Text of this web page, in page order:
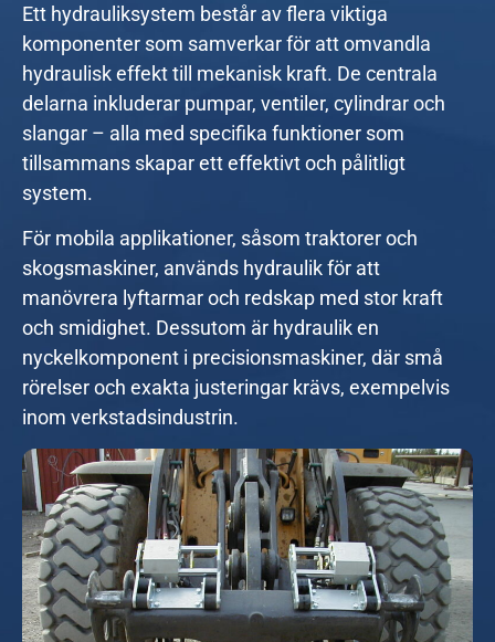
Ett hydrauliksystem består av flera viktiga
komponenter som samverkar för att omvandla
hydrauliskeffekttill mekanisk kraft. De centrala
delarna inkluderar pumpar, ventiler, cylindrar och
slangar – alla med specifika funktioner som
tillsammans skapar ett effektivt och pålitligt
system.
För mobila applikationer, såsom traktorer och
skogsmaskiner, används hydraulik för att
manövrera lyftarmar och redskap med stor kraft
och smidighet. Dessutom är hydraulik en
nyckelkomponent i precisionsmaskiner, där små
rörelser och exakta justeringar krävs, exempelvis
inom verkstadsindustrin.